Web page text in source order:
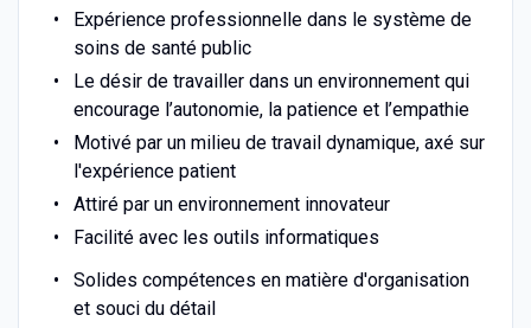
Expérience professionnelle dans le système de
soins de santé public
Le désir de travailler dans un environnement qui
encourage l’autonomie, la patience et l’empathie
Motivé par un milieu de travail dynamique, axé sur
l'expérience patient
Attiré par un environnement innovateur
Facilité avec les outils informatiques
Solides compétences en matière d'organisation
et souci du détail